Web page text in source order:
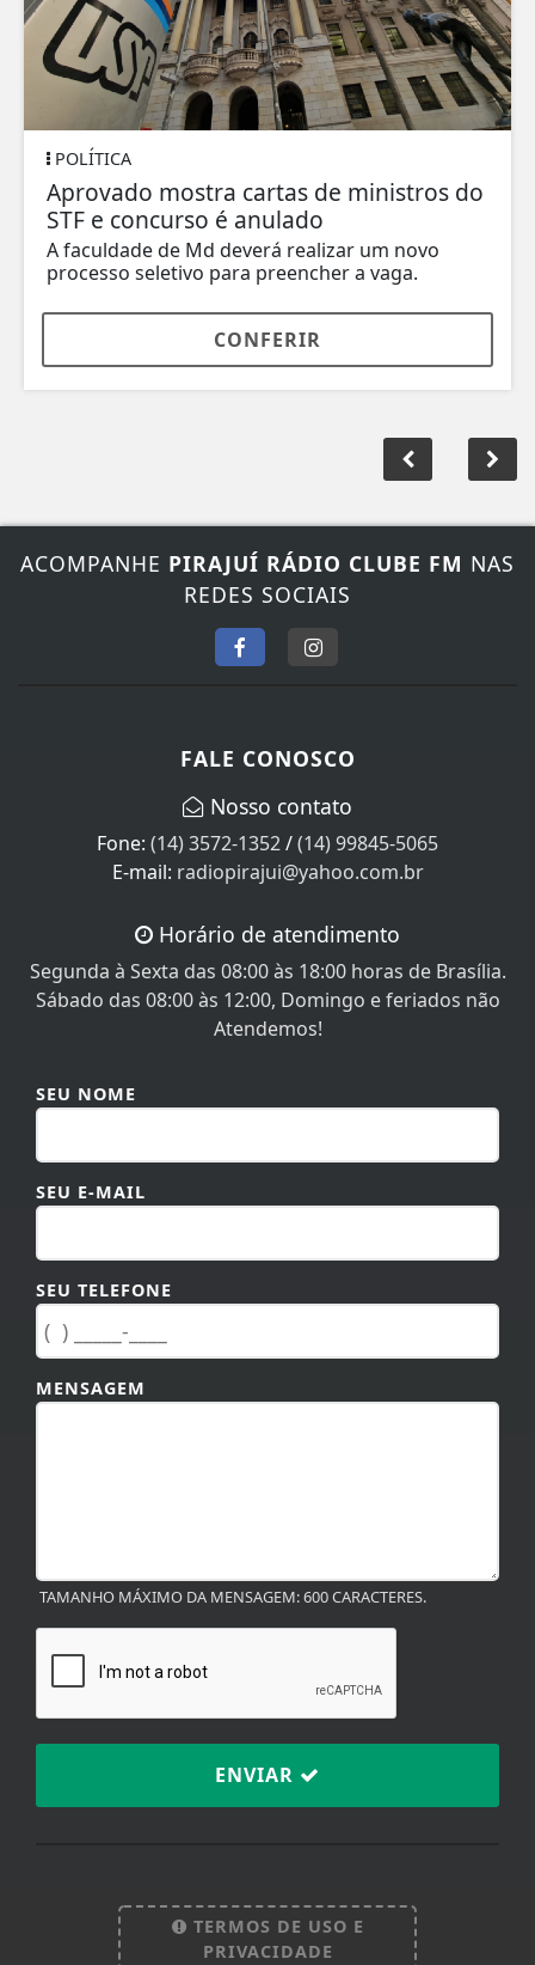
POLÍTICA
Aprovado mostra cartas de ministros do
STF e concurso é anulado
A faculdade de Md deverá realizar um novo
processo seletivo para preencher a vaga.
CONFERIR
ACOMPANHE PIRAJUÍ RÁDIO CLUBE FM NAS
REDES SOCIAIS
FALE CONOSCO
Nosso contato
Fone: (14) 3572-1352/(14) 99845-5065
E-mail: radiopirajui@yahoo.com.br
Horário de atendimento
Segunda à Sexta das 08:00 às 18:00 horas de Brasília.
Sábado das 08:00 às 12:00, Domingo e feriados não
Atendemos!
SEU NOME
SEU E-MAIL
SEU TELEFONE
MENSAGEM
TAMANHO MÁXIMO DA MENSAGEM: 600 CARACTERES.
ENVIAR
TERMOS DE USO E
PRIVACIDADE
Termos de Uso e Privacidade